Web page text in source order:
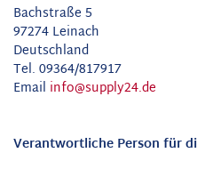
Bachstraße 5
97274 Leinach
Deutschland
Tel. 09364/817917
Email info@supply24.de
Verantwortliche Person für